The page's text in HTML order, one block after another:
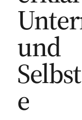
und
e